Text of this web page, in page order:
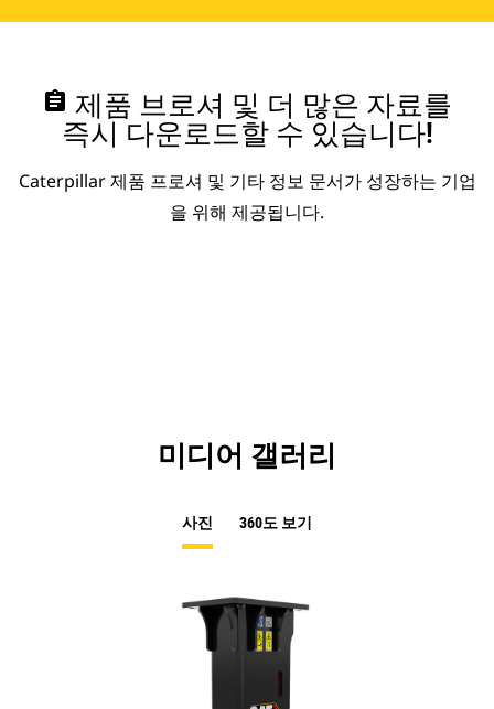
assignment 제품 브로셔 및 더 많은 자료를
즉시 다운로드할 수 있습니다!
Caterpillar 제품 프로셔 및 기타 정보 문서가 성장하는 기업
을 위해 제공됩니다.
미디어 갤러리
사진 360도 보기